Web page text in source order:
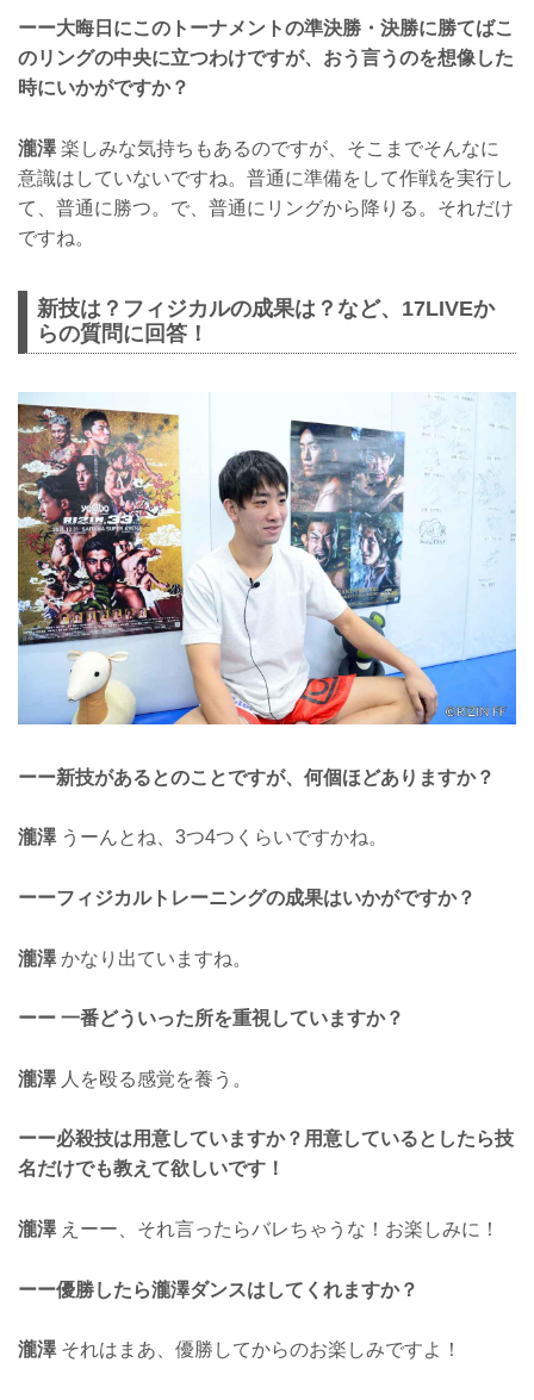
ーー大晦日にこのトーナメントの準決勝・決勝に勝てばこ
のリングの中央に立つわけですが、おう言うのを想像した
時にいかがですか？
瀧澤楽しみな気持ちもあるのですが、そこまでそんなに
意識はしていないですね。普通に準備をして作戦を実行し
て、普通に勝つ。で、普通にリングから降りる。それだけ
ですね。
新技は？フィジカルの成果は？など、17LIVEか
らの質問に回答！
ーー新技があるとのことですが、何個ほどありますか？
瀧澤うーんとね、3つ4つくらいですかね。
ーーフィジカルトレーニングの成果はいかがですか？
瀧澤かなり出ていますね。
ーー 一番どういった所を重視していますか？
瀧澤人を殴る感覚を養う。
ーー必殺技は用意していますか？用意しているとしたら技
名だけでも教えて欲しいです！
瀧澤えーー、それ言ったらバレちゃうな！お楽しみに！
ーー優勝したら瀧澤ダンスはしてくれますか？
瀧澤それはまあ、優勝してからのお楽しみですよ！